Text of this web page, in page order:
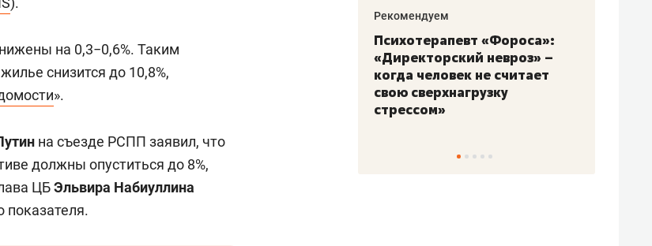
на 0,3−0,6%. Таким
снизится до 10,8%,
».
на съезде РСПП заявил, что
должны опуститься до 8%,
ЦБЭльвира Набиуллина
показателя.
Оставить шум за волной: как
строят тишину в казанском
ЖК «Заря»
Рекомендуем
Психотерапевт «Фороса»:
«Директорский невроз» –
когда человек не считает
свою сверхнагрузку
стрессом»